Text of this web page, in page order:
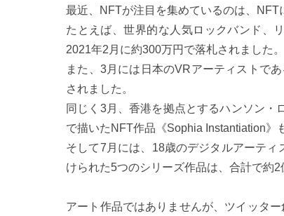
最近、NFTが注目を集めているのは、NFT
たとえば、世界的な人気ロックバンド、
2021年2月に約300万円で落札されました。
また、3月には日本のVRアーティストで
されました。
同じく3月、香港を拠点とするハンソン・
で描いたNFT作品《Sophia Instantiation》
そして7月には、18歳のデジタルアーテ
けられた5つのシリーズ作品は、合計で約2
アート作品ではありませんが、ツイッタ